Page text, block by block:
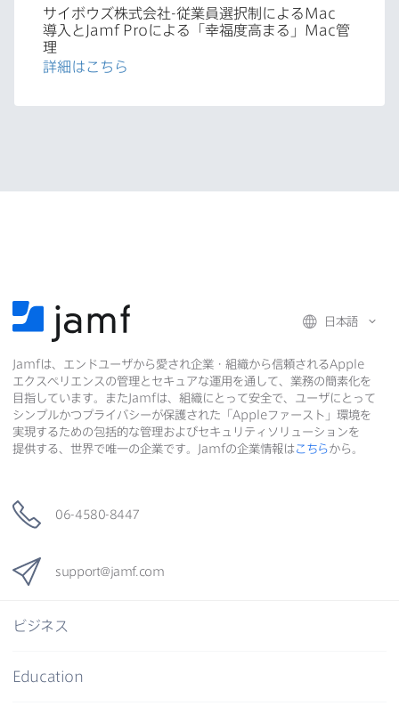
サイボウズ株式会社-従業員選択制に​よるMac
導入と Jamf Proに​よる​「幸福度高まる」 Mac管
理
詳細は​こちら
日本語
Jamfは、​エンドユーザから​愛され企業・組織から​信頼されるApple
エクスペリエンスの​管理と​セキュアな​運用を​通して、​業務の​簡素化を​
目指しています。​また Jamfは、​組織に​とって​安全で、​ユーザに​とって​
シンプルかつプライバシーが​保護された​「 Appleファースト」環境を​
実現する​ための​包括的な​管理および​セキュリティソリューションを​
提供する、​世界で​唯一の​企業です。
Jamfの​企業情報はこちらから。
06-4580-8447
support@jamf. com
ビジネス
Education